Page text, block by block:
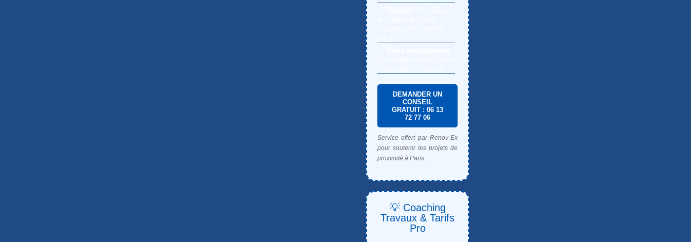
DEMANDER UN
CONSEIL
GRATUIT : 06 13
72 77 06
Service offert par Renov-Ex
pour soutenir les projets de
proximité à Paris.
💡 Coaching
Travaux & Tarifs
Pro